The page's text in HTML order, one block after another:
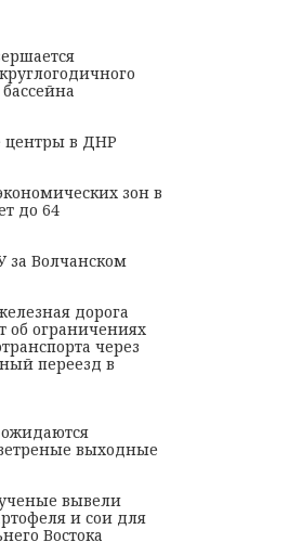
центры в ДНР
зон в
до 64
за Волчанском
дорога
об ограничениях
через
переезд в
выходные
вывели
и сои для
Востока